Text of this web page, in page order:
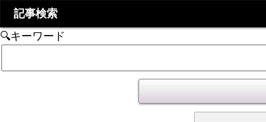
記事検索
🔍キーワード